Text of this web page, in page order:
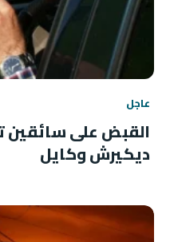
عاجل
القبض على سائقين
ديكيرش وكايل